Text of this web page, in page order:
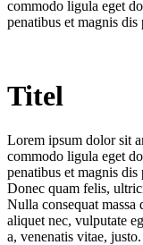
commodo ligula eget
penatibus et magnis dis
Titel
Lorem ipsum dolor sit
commodo ligula eget
penatibus et magnis
Donec quam felis,
Nulla consequat
aliquet nec, vulputate
a, venenatis vitae, justo.